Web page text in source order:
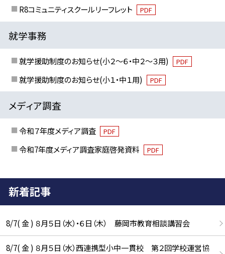
R8コミュニティスクールリーフレット PDF
就学事務
就学援助制度のお知らせ(小２～６・中２～３用) PDF
就学援助制度のお知らせ(小１・中１用) PDF
メディア調査
令和７年度メディア調査 PDF
令和7年度メディア調査家庭啓発資料 PDF
新着記事
8/7( 金 ) ８月５日（水）・６日（木） 藤岡市教育相談講習会
8/7( 金 ) ８月５日（水）西連携型小中一貫校 第２回学校運営協